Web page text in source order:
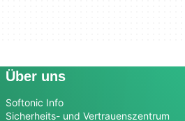
Über uns
Softonic Info
Sicherheits- und Vertrauenszentrum